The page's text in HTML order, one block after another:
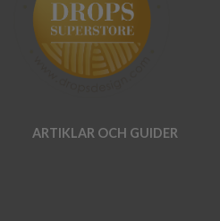
ARTIKLAR OCH GUIDER